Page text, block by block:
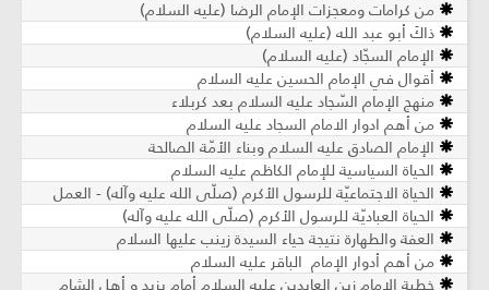
من كرامات ومعجزات الإمام الرضا (عليه السلام)
ذاكَ أبو عبد الله (عليه السلام)
الإمام السجّاد (عليه السلام)
أقوال في الإمام الحسين عليه السلام
منهج الإمام السّجاد عليه السلام بعد كربلاء
من أهم ادوار الامام السجاد عليه السلام
الإمام الصادق عليه السلام وبناء الأمّة الصالحة
الحياة السياسية للإمام الكاظم عليه السلام
الحياة الاجتماعيّة للرسول الأكرم (صلّى الله عليه وآله) - العمل
الحياة العباديّة للرسول الأكرم (صلّى الله عليه وآله)
العفة والطهارة نتيجة حياء السيدة زينب عليها السلام
من أهم أدوار الإمام الباقر عليه السلام
خطبة الامام زين العابدين عليه السلام أمام يزيد و أهل الشام